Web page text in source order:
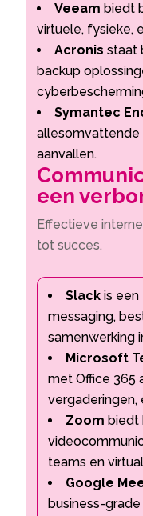
Veeam biedt
virtuele, fysieke,
Acronis staat
backup
Symantec
aanvallen.
een
Effectieve
tot succes.
Slack is
messaging,
samenwerking
Microsoft
met Office 365
vergaderingen,
Zoom biedt
teams en
Google
business-